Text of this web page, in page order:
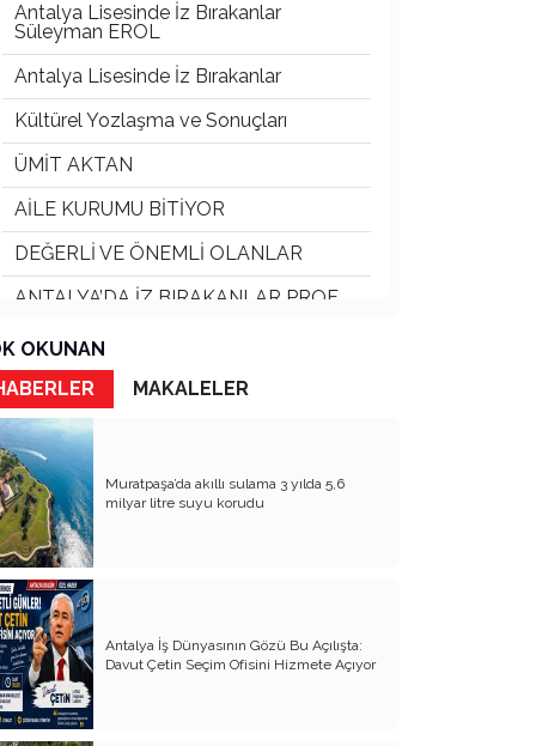
Antalya Lisesinde İz Bırakanlar
Süleyman EROL
Antalya Lisesinde İz Bırakanlar
Kültürel Yozlaşma ve Sonuçları
ÜMİT AKTAN
AİLE KURUMU BİTİYOR
DEĞERLİ VE ÖNEMLİ OLANLAR
ANTALYA’DA İZ BIRAKANLAR PROF.
Ali BAHAR Ve Torun Ali BAHAR
KÖY KAVRAMI SİLİNİYOR
DOĞADAKİ DOSTLARIMIZ VE SOKAK
HAYVANLARI
GİRİŞİMCİ İŞ İNSANLARI ve
SORUMLULUKLARI
ANTALYA KALEİÇİ ve KAYBOLAN
KÜLTÜRÜ
YEREL SEÇİMLER 1989 YEREL
SEÇİMLER 2024 TARİH TEKERRÜR
ETTİ
ÇANAKKALE TÜRK ULUSUNUN
OKUNAN
MAKALELER
Muratpaşa’da akıllı sulama 3 yılda 5,6
milyar litre suyu korudu
Antalya İş Dünyasının Gözü Bu Açılışta:
Davut Çetin Seçim Ofisini Hizmete Açıyor